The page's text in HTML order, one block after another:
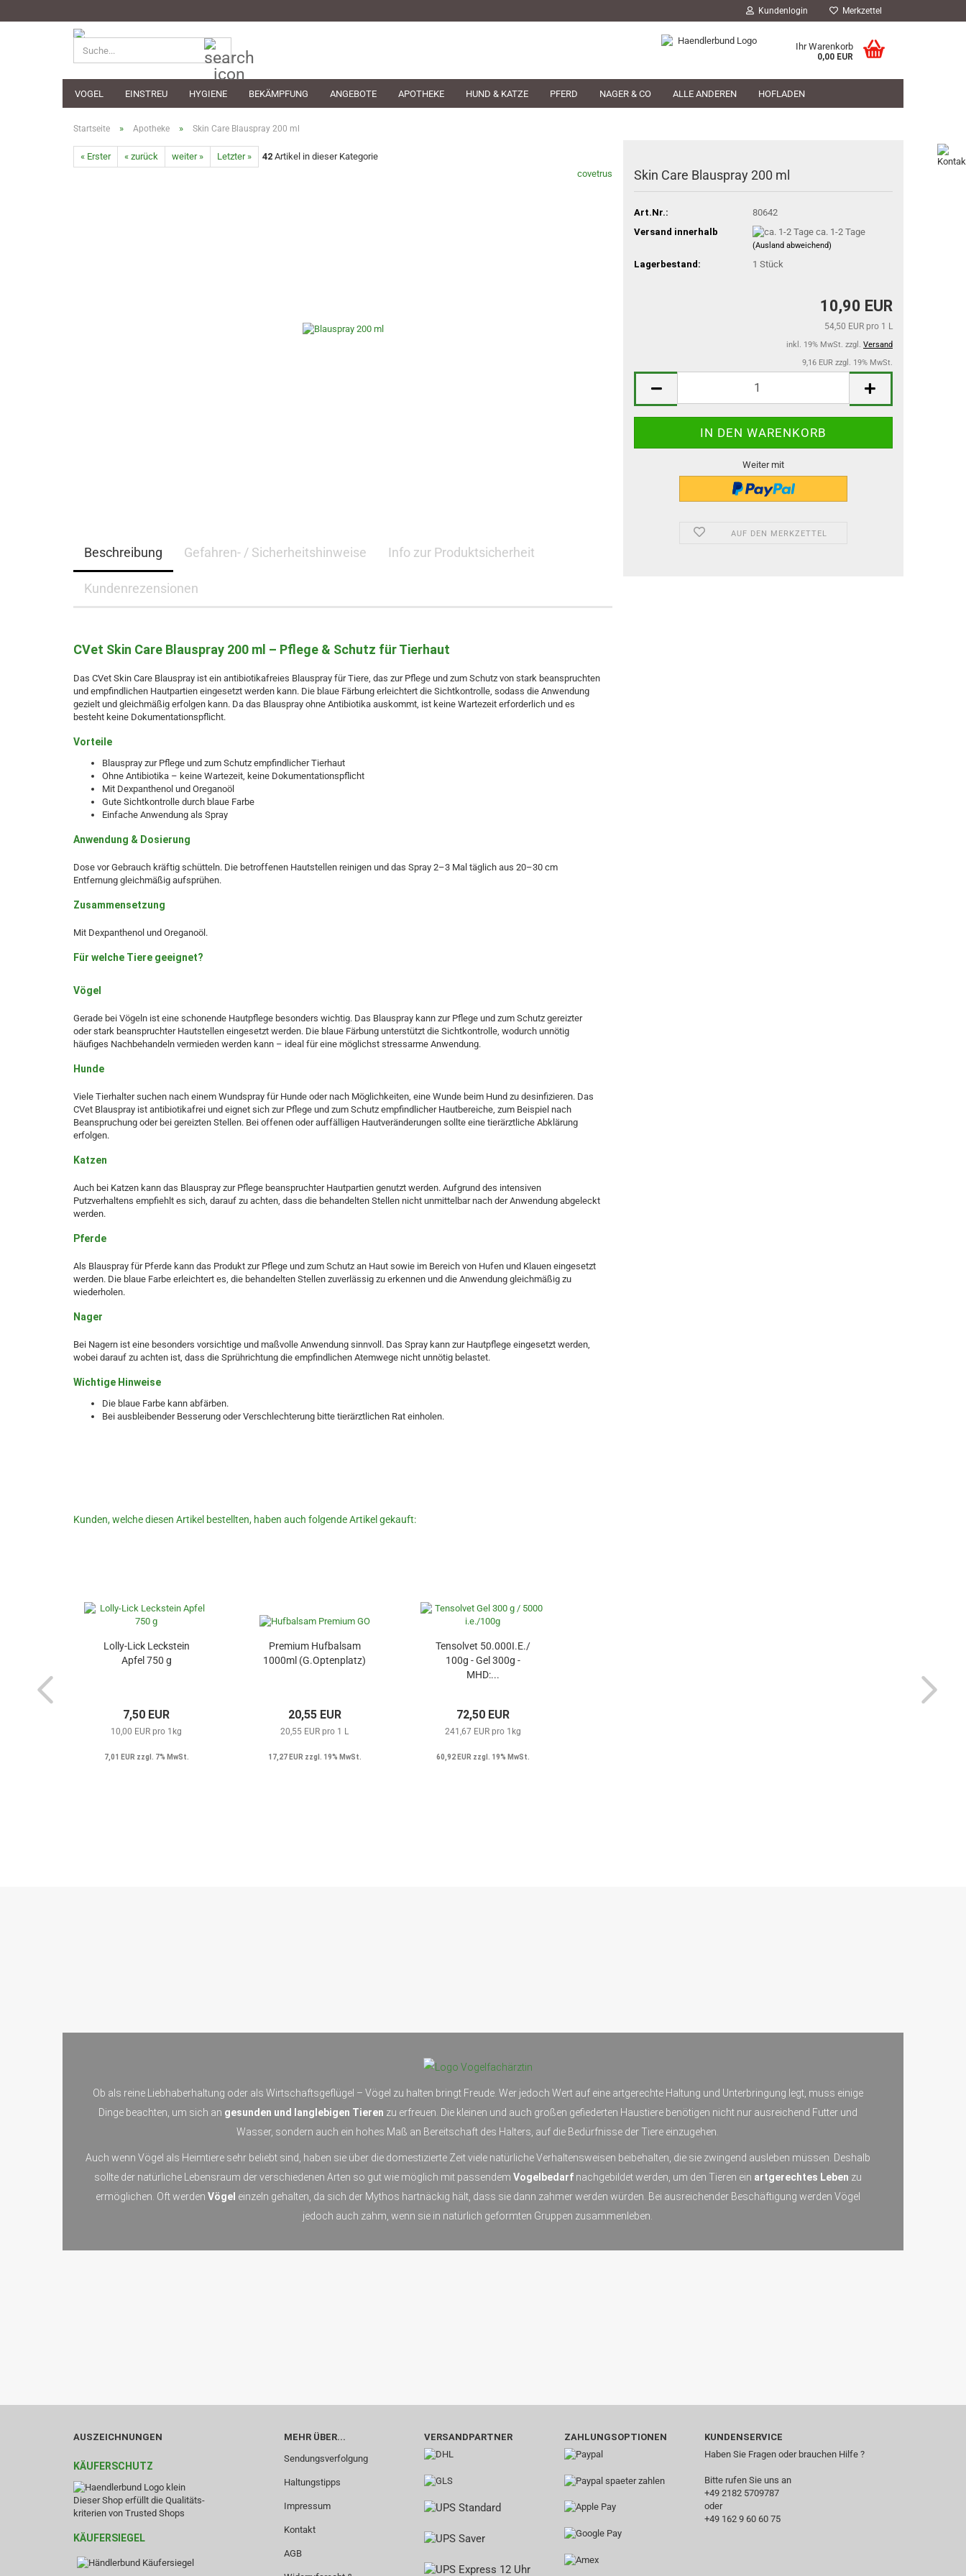
Kundenlogin Merkzettel
Ihr Warenkorb
0,00 EUR
VOGEL EINSTREU HYGIENE BEKÄMPFUNG ANGEBOTE APOTHEKE HUND & KATZE PFERD NAGER & CO ALLE ANDEREN HOFLADEN
Startseite » Apotheke » Skin Care Blauspray 200 ml
« Erster « zurück weiter » Letzter » 42 Artikel in dieser Kategorie
covetrus
Skin Care Blauspray 200 ml
Art.Nr.:
80642
Versand innerhalb
ca. 1-2 Tage
(Ausland abweichend)
Lagerbestand: 1 Stück
10,90 EUR
54,50 EUR pro 1 L
inkl. 19% MwSt. zzgl. Versand
9,16 EUR zzgl. 19% MwSt.
Weiter mit
AUF DEN MERKZETTEL
Beschreibung Gefahren- / Sicherheitshinweise Info zur Produktsicherheit
Kundenrezensionen
CVet Skin Care Blauspray 200 ml – Pflege & Schutz für Tierhaut
Das CVet Skin Care Blauspray ist ein antibiotikafreies Blauspray für Tiere, das zur Pflege und zum Schutz von stark beanspruchten
und empfindlichen Hautpartien eingesetzt werden kann. Die blaue Färbung erleichtert die Sichtkontrolle, sodass die Anwendung
gezielt und gleichmäßig erfolgen kann. Da das Blauspray ohne Antibiotika auskommt, ist keine Wartezeit erforderlich und es
besteht keine Dokumentationspflicht.
Vorteile
Blauspray zur Pflege und zum Schutz empfindlicher Tierhaut
Ohne Antibiotika – keine Wartezeit, keine Dokumentationspflicht
Mit Dexpanthenol und Oreganoöl
Gute Sichtkontrolle durch blaue Farbe
Einfache Anwendung als Spray
Anwendung & Dosierung
Dose vor Gebrauch kräftig schütteln. Die betroffenen Hautstellen reinigen und das Spray 2–3 Mal täglich aus 20–30 cm
Entfernung gleichmäßig aufsprühen.
Zusammensetzung
Mit Dexpanthenol und Oreganoöl.
Für welche Tiere geeignet?
Vögel
Gerade bei Vögeln ist eine schonende Hautpflege besonders wichtig. Das Blauspray kann zur Pflege und zum Schutz gereizter
oder stark beanspruchter Hautstellen eingesetzt werden. Die blaue Färbung unterstützt die Sichtkontrolle, wodurch unnötig
häufiges Nachbehandeln vermieden werden kann – ideal für eine möglichst stressarme Anwendung.
Hunde
Viele Tierhalter suchen nach einem Wundspray für Hunde oder nach Möglichkeiten, eine Wunde beim Hund zu desinfizieren. Das
CVet Blauspray ist antibiotikafrei und eignet sich zur Pflege und zum Schutz empfindlicher Hautbereiche, zum Beispiel nach
Beanspruchung oder bei gereizten Stellen. Bei offenen oder auffälligen Hautveränderungen sollte eine tierärztliche Abklärung
erfolgen.
Katzen
Auch bei Katzen kann das Blauspray zur Pflege beanspruchter Hautpartien genutzt werden. Aufgrund des intensiven
Putzverhaltens empfiehlt es sich, darauf zu achten, dass die behandelten Stellen nicht unmittelbar nach der Anwendung abgeleckt
werden.
Pferde
Als Blauspray für Pferde kann das Produkt zur Pflege und zum Schutz an Haut sowie im Bereich von Hufen und Klauen eingesetzt
werden. Die blaue Farbe erleichtert es, die behandelten Stellen zuverlässig zu erkennen und die Anwendung gleichmäßig zu
wiederholen.
Nager
Bei Nagern ist eine besonders vorsichtige und maßvolle Anwendung sinnvoll. Das Spray kann zur Hautpflege eingesetzt werden,
wobei darauf zu achten ist, dass die Sprührichtung die empfindlichen Atemwege nicht unnötig belastet.
Wichtige Hinweise
Die blaue Farbe kann abfärben.
Bei ausbleibender Besserung oder Verschlechterung bitte tierärztlichen Rat einholen.
Kunden, welche diesen Artikel bestellten, haben auch folgende Artikel gekauft:
Lolly-Lick Leckstein
Apfel 750 g
7,50 EUR
10,00 EUR pro 1kg
7,01 EUR zzgl. 7% MwSt.
Premium Hufbalsam
1000ml (G.Optenplatz)
20,55 EUR
20,55 EUR pro 1 L
17,27 EUR zzgl. 19% MwSt.
Tensolvet 50.000I.E./
100g - Gel 300g -
MHD:...
72,50 EUR
241,67 EUR pro 1kg
60,92 EUR zzgl. 19% MwSt.
Ob als reine Liebhaberhaltung oder als Wirtschaftsgeflügel – Vögel zu halten bringt Freude. Wer jedoch Wert auf eine artgerechte Haltung und Unterbringung legt, muss einige
Dinge beachten, um sich an gesunden und langlebigen Tieren zu erfreuen. Die kleinen und auch großen gefiederten Haustiere benötigen nicht nur ausreichend Futter und
Wasser, sondern auch ein hohes Maß an Bereitschaft des Halters, auf die Bedürfnisse der Tiere einzugehen.
Auch wenn Vögel als Heimtiere sehr beliebt sind, haben sie über die domestizierte Zeit viele natürliche Verhaltensweisen beibehalten, die sie zwingend ausleben müssen. Deshalb
sollte der natürliche Lebensraum der verschiedenen Arten so gut wie möglich mit passendem Vogelbedarfnachgebildet werden, um den Tieren ein artgerechtes Leben zu
ermöglichen. Oft werden Vögel einzeln gehalten, da sich der Mythos hartnäckig hält, dass sie dann zahmer werden würden. Bei ausreichender Beschäftigung werden Vögel
jedoch auch zahm, wenn sie in natürlich geformten Gruppen zusammenleben.
AUSZEICHNUNGEN
KÄUFERSCHUTZ
Dieser Shop erfüllt die Qualitäts-
kriterien von Trusted Shops
KÄUFERSIEGEL
MEHR ÜBER...
Sendungsverfolgung
Haltungstipps
Impressum
Kontakt
AGB
VERSANDPARTNER ZAHLUNGSOPTIONEN
KUNDENSERVICE
Haben Sie Fragen oder brauchen Hilfe ?
Bitte rufen Sie uns an
+49 2182 5709787‬
oder
+49 162 9 60 60 75